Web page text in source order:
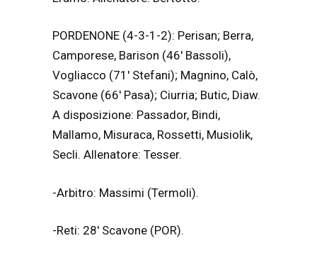
PORDENONE (4-3-1-2): Perisan; Berra,
Camporese, Barison (46′ Bassoli),
Vogliacco (71′ Stefani); Magnino, Calò,
Scavone (66′ Pasa); Ciurria; Butic, Diaw.
A disposizione: Passador, Bindi,
Mallamo, Misuraca, Rossetti, Musiolik,
Secli. Allenatore: Tesser.
-Arbitro: Massimi (Termoli).
-Reti: 28′ Scavone (POR).